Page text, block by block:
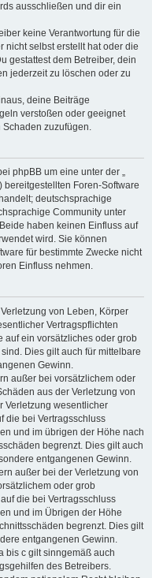
ausschließen und dir ein
keine Verantwortung für die
nicht selbst erstellt hat oder die
gestattest dem Betreiber, dein
jederzeit zu löschen oder zu
deine Beiträge
verstoßen oder geeignet
zuzufügen.
phpBB um eine unter der „
bereitgestellten Foren-Software
deutschsprachige
Community unter
haben keinen Einfluss auf
wird. Sie können
für bestimmte Zwecke nicht
Einfluss nehmen.
von Leben, Körper
Vertragspflichten
auf ein vorsätzliches oder grob
Dies gilt auch für mittelbare
Gewinn.
außer bei vorsätzlichem oder
aus der Verletzung von
Verletzung wesentlicher
die bei Vertragsschluss
und im übrigen der Höhe nach
begrenzt. Dies gilt auch
entgangenen Gewinn.
außer bei der Verletzung von
oder grob
die bei Vertragsschluss
und im Übrigen der Höhe
begrenzt. Dies gilt
entgangenen Gewinn.
bis c gilt sinngemäß auch
des Betreibers.